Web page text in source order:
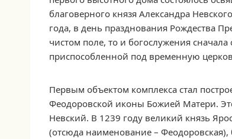
благоверного князя Александра
года, в день празднования Рождества
чистом поле, то и богослужения
приспособленной под временную
Первым объектом комплекса стал
Феодоровской иконы Божией Матери.
Невский. В 1239 году великий князь
(отсюда наименование – Феодоровская),